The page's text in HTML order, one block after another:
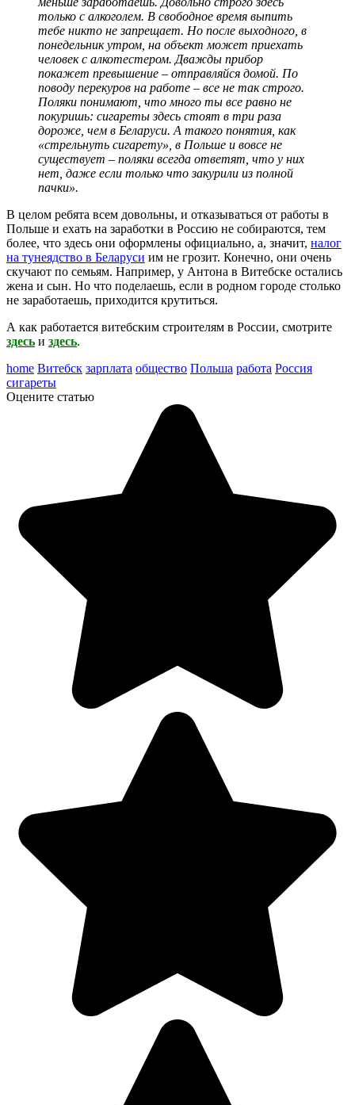
только с алкоголем. В свободное время выпить
тебе никто не запрещает. Но после выходного, в
понедельник утром, на объект может приехать
человек с алкотестером. Дважды прибор
покажет превышение – отправляйся домой. По
поводу перекуров на работе – все не так строго.
Поляки понимают, что много ты все равно не
покуришь: сигареты здесь стоят в три раза
дороже, чем в Беларуси. А такого понятия, как
«стрельнуть сигарету», в Польше и вовсе не
существует – поляки всегда ответят, что у них
нет, даже если только что закурили из полной
пачки».
В целом ребята всем довольны, и отказываться от работы в
Польше и ехать на заработки в Россию не собираются, тем
более, что здесь они оформлены официально, а, значит, налог
на тунеядство в Беларуси им не грозит. Конечно, они очень
скучают по семьям. Например, у Антона в Витебске остались
жена и сын. Но что поделаешь, если в родном городе столько
не заработаешь, приходится крутиться.
А как работается витебским строителям в России, смотрите
здесь и здесь.
home Витебск зарплата общество Польша работа Россия
сигареты
Оцените статью